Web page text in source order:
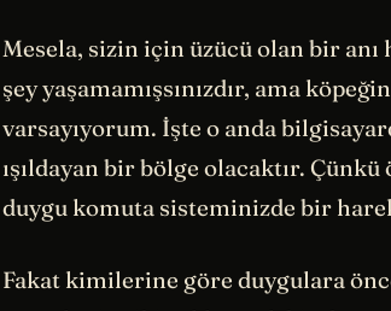
Mesela, sizin için üzücü olan bir
şey yaşamamışsınızdır, ama
varsayıyorum. İşte o anda
ışıldayan bir bölge olacaktır.
duygu komuta sisteminizde bir
Fakat kimilerine göre duygulara